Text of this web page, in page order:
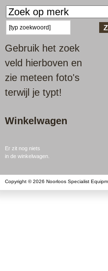
Gebruik het zoek
veld hierboven en
zie meteen foto's
terwijl je typt!
Winkelwagen
Er zit nog niets
in de winkelwagen.
Copyright © 2026 Noorloos Specialist